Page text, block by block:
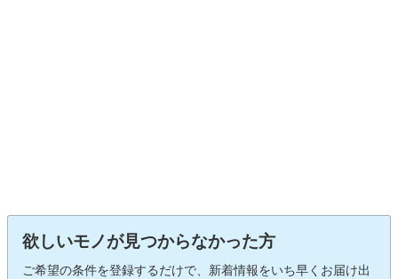
欲しいモノが見つからなかった方
ご希望の条件を登録するだけで、新着情報をいち早くお届け出